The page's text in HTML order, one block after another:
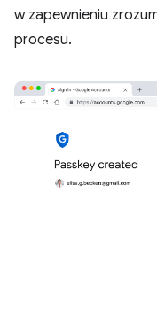
w zapewnieniu
procesu.